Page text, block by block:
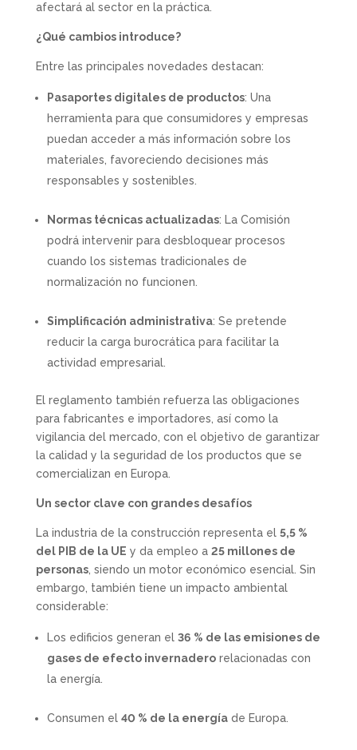
afectará al sector en la práctica.
¿Qué cambios introduce?
Entre las principales novedades destacan:
Pasaportes digitales de productos: Una
herramienta para que consumidores y empresas
puedan acceder a más información sobre los
materiales, favoreciendo decisiones más
responsables y sostenibles.
Normas técnicas actualizadas: La Comisión
podrá intervenir para desbloquear procesos
cuando los sistemas tradicionales de
normalización no funcionen.
Simplificación administrativa: Se pretende
reducir la carga burocrática para facilitar la
actividad empresarial.
El reglamento también refuerza las obligaciones
para fabricantes e importadores, así como la
vigilancia del mercado, con el objetivo de garantizar
la calidad y la seguridad de los productos que se
comercializan en Europa.
Un sector clave con grandes desafíos
La industria de la construcción representa el 5,5 %
del PIB de la UE y da empleo a 25 millones de
personas, siendo un motor económico esencial. Sin
embargo, también tiene un impacto ambiental
considerable:
Los edificios generan el 36 % de las emisiones de
gases de efecto invernaderorelacionadas con
la energía.
Consumen el 40 % de la energíade Europa.